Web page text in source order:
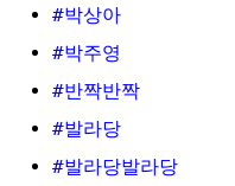
#박상아
#박주영
#반짝반짝
#발라당
#발라당발라당